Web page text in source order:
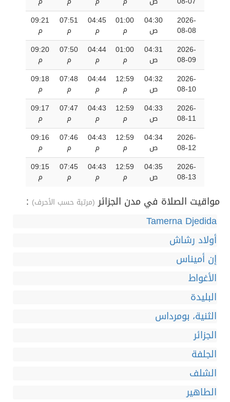
2026-
08-08
04:30
ص
01:00
م
04:45
م
07:51
م
09:21
م
2026-
08-09
04:31
ص
01:00
م
04:44
م
07:50
م
09:20
م
2026-
08-10
04:32
ص
12:59
م
04:44
م
07:48
م
09:18
م
2026-
08-11
04:33
ص
12:59
م
04:43
م
07:47
م
09:17
م
2026-
08-12
04:34
ص
12:59
م
04:43
م
07:46
م
09:16
م
2026-
08-13
04:35
ص
12:59
م
04:43
م
07:45
م
09:15
م
مواقيت الصلاة في مدن الجزائر (مرتبة حسب الأحرف) :
Tamerna Djedida
أولاد رشاش
إن أميناس
الأغواط
البليدة
الثنية، بومرداس
الجزائر
الجلفة
الشلف
الطاهير